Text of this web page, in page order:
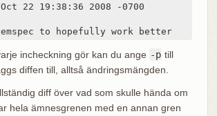
22 19:38:36 2008 -0700
to hopefully work better
incheckning gör kan du ange -p till
diffen till, alltså ändringsmängden.
diff över vad som skulle hända om
hela ämnesgrenen med en annan gren